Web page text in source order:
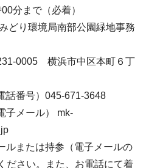
（必着）
り環境局南部公園緑地事務
市中区本町６丁
671-3648
） mk-
または持参（電⼦メールの
ださい。また、お電話にて着